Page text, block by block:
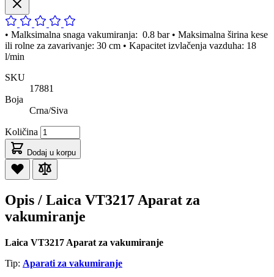
• Malksimalna snaga vakumiranja: 0.8 bar • Maksimalna širina kese
ili rolne za zavarivanje: 30 cm • Kapacitet izvlačenja vazduha: 18
l/min
SKU
17881
Boja
Crna/Siva
Količina
Dodaj u korpu
Opis / Laica VT3217 Aparat za
vakumiranje
Laica VT3217 Aparat za vakumiranje
Tip: Aparati za vakumiranje